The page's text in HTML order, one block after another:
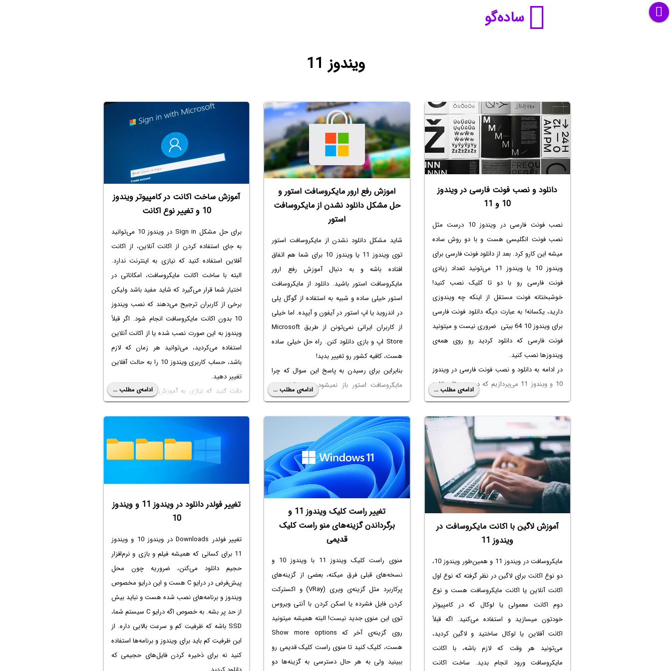
ساده‌گو
ویندوز 11
دانلود و نصب فونت فارسی در ویندوز
10 و 11
نصب فونت فارسی در ویندوز 10
درست مثل
نصب فونت انگلیسی هست و با دو روش ساده
میشه این کارو کرد. بعد ازدانلود فونت فارسی برای
ویندوز 10
یا ویندوز 11 می‌تونید تعداد زیادی
فونت فارسی رو با دو تا کلیک نصب کنید!
خوشبختانه فونت مستقل از اینکه چه ویندوزی
دارید، یکسانه! به عبارت دیگهدانلود فونت فارسی
برای ویندوز 10 64 بیتی
ضروری نیست و میتونید
فونت فارسی که دانلود کردید رو روی همه‌ی
ویندوزها نصب کنید.
در ادامه به دانلود و نصب فونت فارسی در ویندوز
10 و ویندوز 11 می‌پردازیم که درست مثل
دانلود
و ویندوزهای قبلی هست و صرفاً
ادامه‌ی مطلب ...
اموزش رفع ارور مایکروسافت استور و
حل مشکل دانلود نشدن از مایکروسافت
استور
شاید مشکل دانلود نشدن از مایکروسافت استور
توی ویندوز 11 یا ویندوز 10 برای شما هم اتفاق
افتاده باشه و به دنبال آموزش رفع ارور
مایکروسافت استور باشید. دانلود از مایکروسافت
استور خیلی ساده و شبیه به استفاده از گوگل پلی
در اندروید یا اپ استور در آیفون و آیپده. اما خیلی
از کاربران ایرانی نمی‌تونن از طریق Microsoft
Store اپ و بازی دانلود کنن. راه حل خیلی ساده
هست، کافیه کشور رو تغییر بدید!
بنابراین برای رسیدن به پاسخ این سوال که چرا
مایکروسافت استور باز نمیشود، تغییر کشور رو
تست کنید. در ادامه روش کار رو کامل و تصویری
توضیح می‌دیم. با ما باشید.
ادامه‌ی مطلب ...
آموزش ساخت اکانت در کامپیوتر ویندوز
10 و تغییر نوع اکانت
برای حل مشکل Sign in در ویندوز 10 می‌توانید
به جای استفاده کردن از اکانت آنلاین، از اکانت
آفلاین استفاده کنید که نیازی به اینترنت ندارد.
البته با ساخت اکانت مایکروسافت، امکاناتی در
اختیار شما قرار می‌گیرد که شاید مفید باشد ولیکن
برخی از کاربران ترجیح می‌دهند که نصب ویندوز
10 بدون اکانت مایکروسافت انجام شود. اگر قبلاً
ویندوز به این صورت نصب شده یا از اکانت آنلاین
استفاده می‌کردید، می‌توانید هر زمان که لازم
باشد، حساب کاربری ویندوز 10 را به حالت آفلاین
تغییر دهید.
دقت کنید که نیازی به آموزش ساخت اکانت در
کامپیوتر ویندوز 10 نیست چرا که تغییر نوع اکانت
امکان‌پذیر و ساده است. در ادامه مراحل را به
صورت تصویری و کامل توضیح می‌دهیم.
ادامه‌ی مطلب ...
آموزش لاگین با اکانت مایکروسافت در
ویندوز 11
مایکروسافت در ویندوز 11 و همین‌طور ویندوز 10،
دو نوع اکانت برای لاگین در نظر گرفته که نوع اول
اکانت آنلاین یا اکانت مایکروسافت هست و نوع
دوم اکانت معمولی یا لوکال که در کامپیوتر
خودتون میسازید و استفاده می‌کنید. اگه قبلاً
اکانت آفلاین یا لوکال ساختید و لاگین کردید،
می‌تونید هر وقت که لازم باشه، با اکانت
مایکروسافت ورود انجام بدید. ساخت اکانت
تغییر راست کلیک ویندوز 11 و
برگرداندن گزینه‌های منو راست کلیک
قدیمی
منوی راست کلیک ویندوز 11 با ویندوز 10 و
نسخه‌های قبلی فرق میکنه، بعضی از گزینه‌های
پرکاربرد مثل گزینه‌ی ویری (VRay) و اکسترکت
کردن فایل فشرده یا اسکن کردن با آنتی ویروس
توی این منوی جدید نیست! البته همیشه میتونید
روی گزینه‌ی آخر که Show more options
هست، کلیک کنید تا منوی راست کلیک قدیمی رو
ببینید ولی به هر حال دسترسی به گزینه‌ها دو
تغییر فولدر دانلود در ویندوز 11 و ویندوز
10
تغییر فولدر Downloads در ویندوز 10 و ویندوز
11 برای کسانی که همیشه فیلم و بازی و نرم‌افزار
حجیم دانلود می‌کنن، ضروریه چون محل
پیش‌فرض در درایو C هست و این درایو مخصوص
ویندوز و برنامه‌های نصب شده هست و نباید بیش
از حد پر بشه. به خصوص اگه درایو C سیستم شما،
SSD باشه که ظرفیت کم و سرعت بالایی داره. از
این ظرفیت کم باید برای ویندوز و برنامه‌ها استفاده
کنید نه برای ذخیره کردن فایل‌های حجیمی که